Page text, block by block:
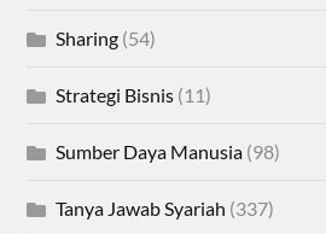
Sharing (54)
Strategi Bisnis (11)
Sumber Daya Manusia (98)
Tanya Jawab Syariah (337)